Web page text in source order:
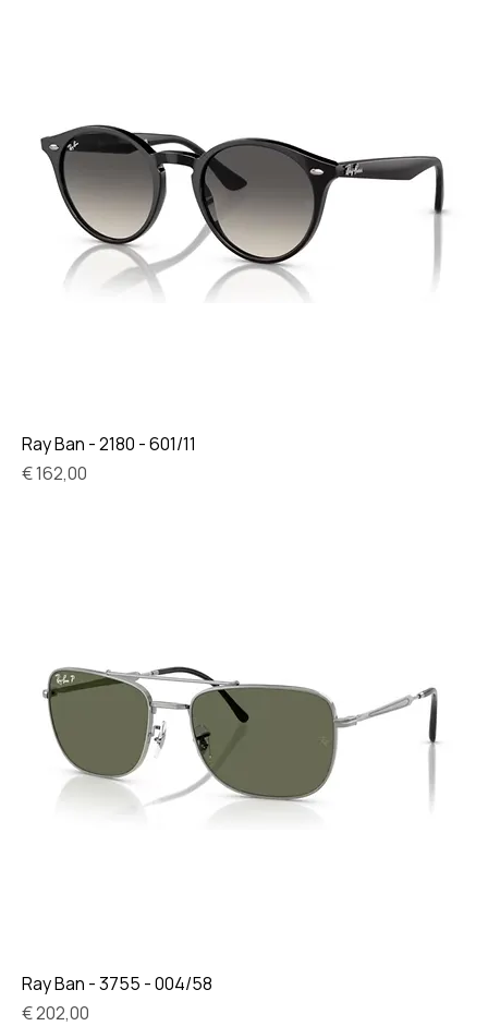
Ray Ban - 2180 - 601/11
Prijs
€ 162,00
Ray Ban - 3755 - 004/58
Prijs
€ 202,00